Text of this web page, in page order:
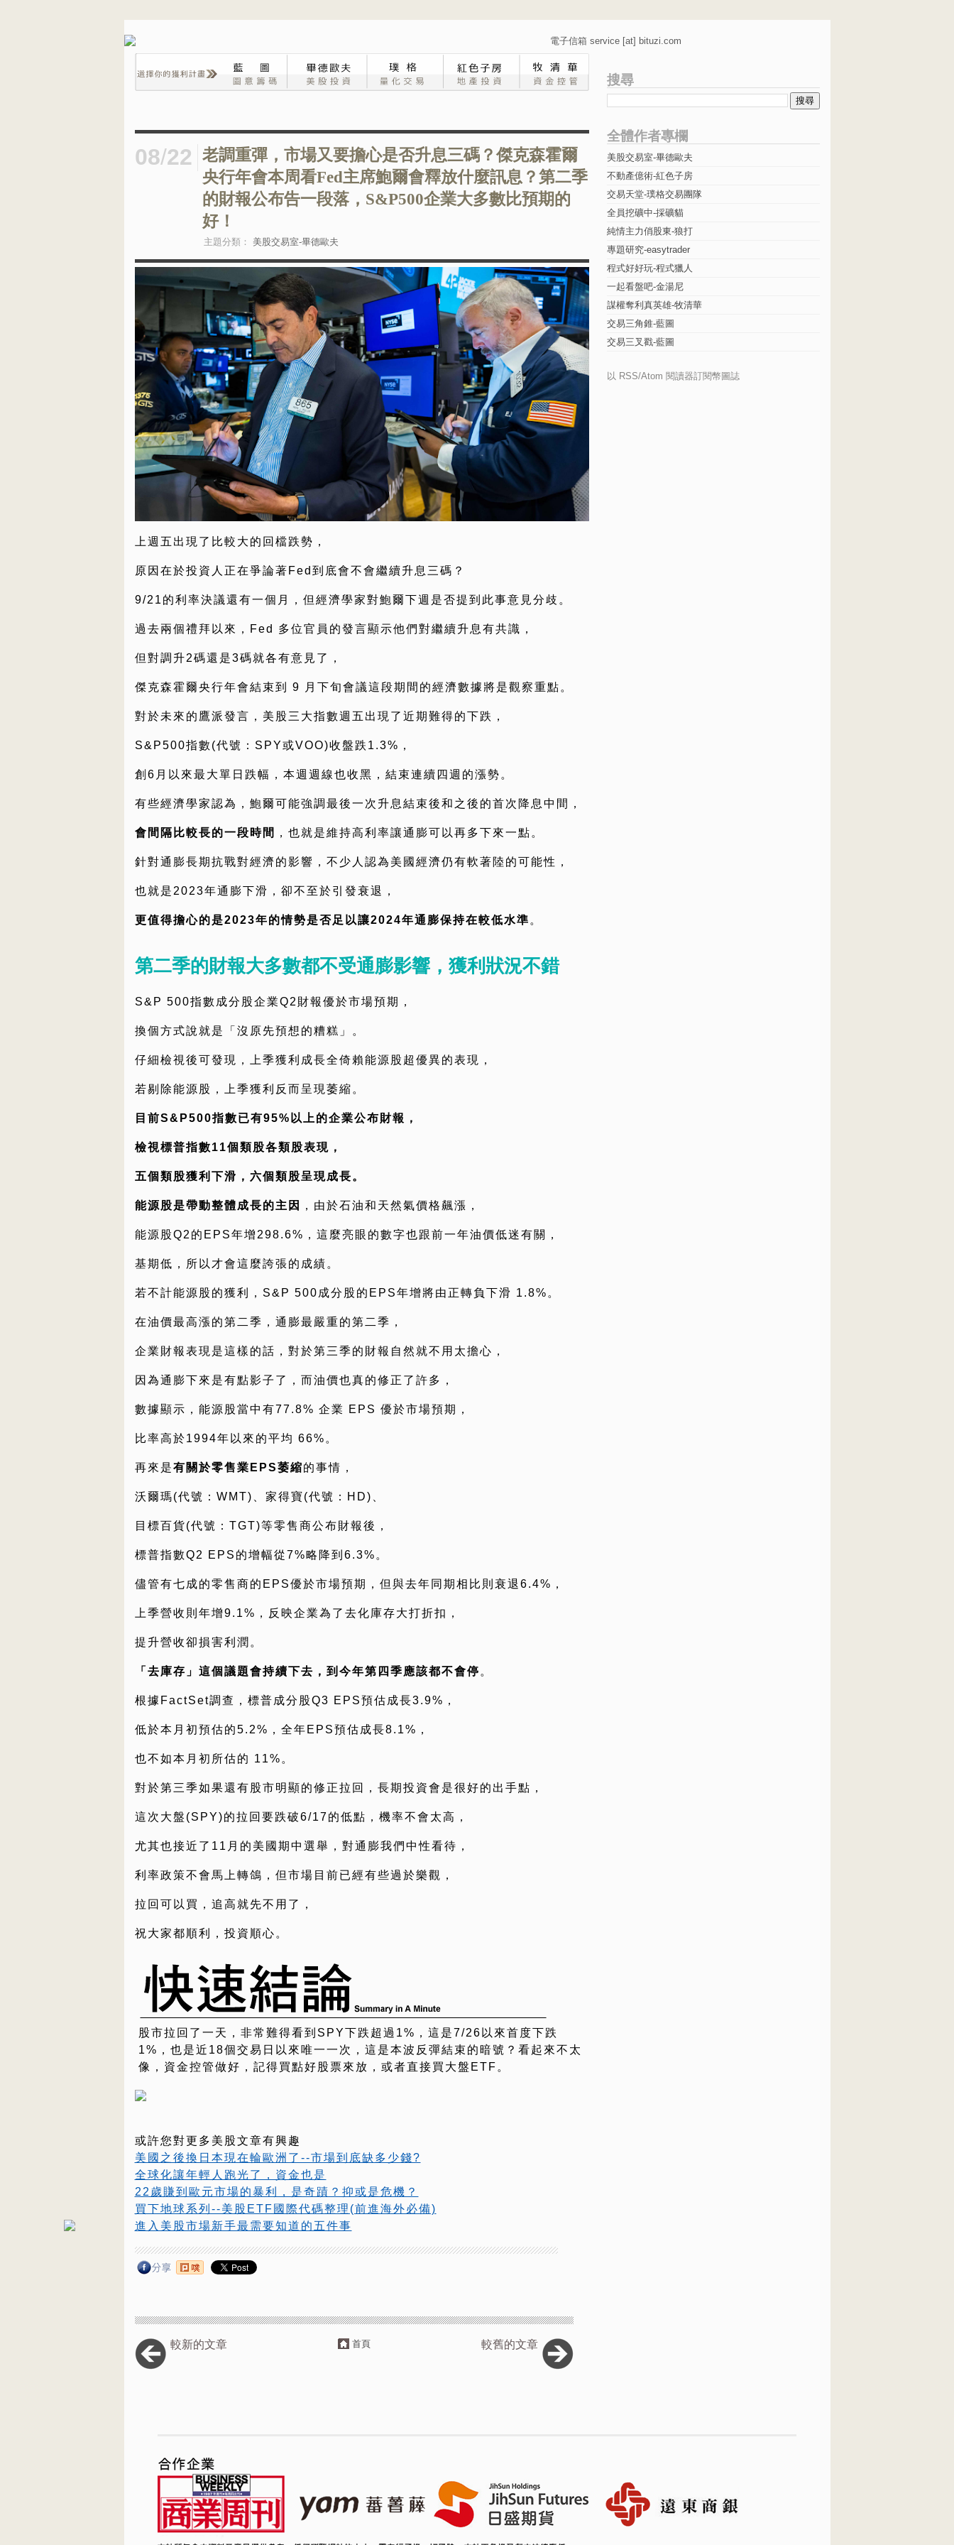
電子信箱 service [at] bituzi.com
08/22
老調重彈，市場又要擔心是否升息三碼？傑克森霍爾
央行年會本周看Fed主席鮑爾會釋放什麼訊息？第二季
的財報公布告一段落，S&P500企業大多數比預期的
好！
主題分類： 美股交易室-畢德歐夫
上週五出現了比較大的回檔跌勢，
原因在於投資人正在爭論著Fed到底會不會繼續升息三碼？
9/21的利率決議還有一個月，但經濟學家對鮑爾下週是否提到此事意見分歧。
過去兩個禮拜以來，Fed 多位官員的發言顯示他們對繼續升息有共識，
但對調升2碼還是3碼就各有意見了，
傑克森霍爾央行年會結束到 9 月下旬會議這段期間的經濟數據將是觀察重點。
對於未來的鷹派發言，美股三大指數週五出現了近期難得的下跌，
S&P500指數(代號：SPY或VOO)收盤跌1.3%，
創6月以來最大單日跌幅，本週週線也收黑，結束連續四週的漲勢。
有些經濟學家認為，鮑爾可能強調最後一次升息結束後和之後的首次降息中間，
會間隔比較長的一段時間 ，也就是維持高利率讓通膨可以再多下來一點。
針對通膨長期抗戰對經濟的影響，不少人認為美國經濟仍有軟著陸的可能性，
也就是2023年通膨下滑，卻不至於引發衰退，
更值得擔心的是2023年的情勢是否足以讓2024年通膨保持在較低水準 。
第二季的財報大多數都不受通膨影響，獲利狀況不錯
S&P 500指數成分股企業Q2財報優於市場預期，
換個方式說就是「沒原先預想的糟糕」。
仔細檢視後可發現，上季獲利成長全倚賴能源股超優異的表現，
若剔除能源股，上季獲利反而呈現萎縮。
目前S&P500指數已有95%以上的企業公布財報，
檢視標普指數11個類股各類股表現，
五個類股獲利下滑，六個類股呈現成長。
能源股是帶動整體成長的主因 ，由於石油和天然氣價格飆漲，
能源股Q2的EPS年增298.6%，這麼亮眼的數字也跟前一年油價低迷有關，
基期低，所以才會這麼誇張的成績。
若不計能源股的獲利，S&P 500成分股的EPS年增將由正轉負下滑 1.8%。
在油價最高漲的第二季，通膨最嚴重的第二季，
企業財報表現是這樣的話，對於第三季的財報自然就不用太擔心，
因為通膨下來是有點影子了，而油價也真的修正了許多，
數據顯示，能源股當中有77.8% 企業 EPS 優於市場預期，
比率高於1994年以來的平均 66%。
再來是有關於零售業EPS萎縮的事情，
沃爾瑪(代號：WMT)、家得寶(代號：HD)、
目標百貨(代號：TGT)等零售商公布財報後，
標普指數Q2 EPS的增幅從7%略降到6.3%。
儘管有七成的零售商的EPS優於市場預期，但與去年同期相比則衰退6.4%，
上季營收則年增9.1%，反映企業為了去化庫存大打折扣，
提升營收卻損害利潤。
「去庫存」這個議題會持續下去，到今年第四季應該都不會停 。
根據FactSet調查，標普成分股Q3 EPS預估成長3.9%，
低於本月初預估的5.2%，全年EPS預估成長8.1%，
也不如本月初所估的 11%。
對於第三季如果還有股市明顯的修正拉回，長期投資會是很好的出手點，
這次大盤(SPY)的拉回要跌破6/17的低點，機率不會太高，
尤其也接近了11月的美國期中選舉，對通膨我們中性看待，
利率政策不會馬上轉鴿，但市場目前已經有些過於樂觀，
拉回可以買，追高就先不用了，
祝大家都順利，投資順心。
股市拉回了一天，非常難得看到SPY下跌超過1%，這是7/26以來首度下跌
1%，也是近18個交易日以來唯一一次，這是本波反彈結束的暗號？看起來不太
像，資金控管做好，記得買點好股票來放，或者直接買大盤ETF。
或許您對更多美股文章有興趣
美國之後換日本現在輪歐洲了--市場到底缺多少錢?
全球化讓年輕人跑光了，資金也是
22歲賺到歐元市場的暴利，是奇蹟？抑或是危機？
買下地球系列--美股ETF國際代碼整理(前進海外必備)
進入美股市場新手最需要知道的五件事
較新的文章 較舊的文章
首頁
搜尋
全體作者專欄
美股交易室-畢德歐夫
不動產億術-紅色子房
交易天堂-璞格交易團隊
全員挖礦中-採礦貓
純情主力俏股東-狼打
專題研究-easytrader
程式好好玩-程式獵人
一起看盤吧-金湯尼
謀權奪利真英雄-牧清華
交易三角錐-藍圖
交易三叉戳-藍圖
以 RSS/Atom 閱讀器訂閱幣圖誌